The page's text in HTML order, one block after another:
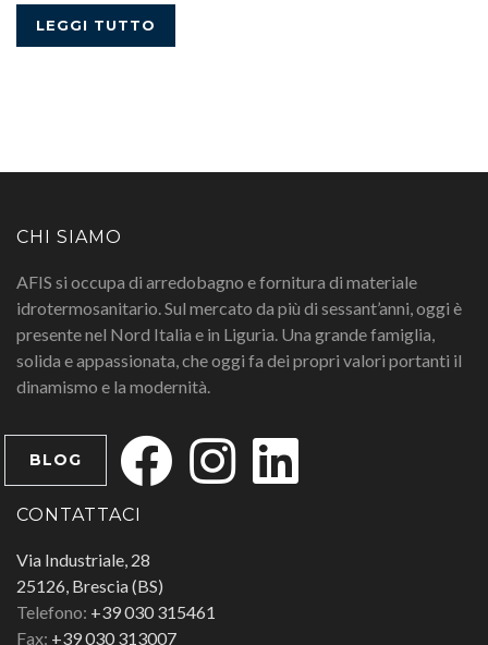
LEGGI TUTTO
CHI SIAMO
AFIS si occupa di arredobagno e fornitura di materiale
idrotermosanitario. Sul mercato da più di sessant’anni, oggi è
presente nel Nord Italia e in Liguria. Una grande famiglia,
solida e appassionata, che oggi fa dei propri valori portanti il
dinamismo e la modernità.
BLOG
CONTATTACI
Via Industriale, 28
25126, Brescia (BS)
Telefono: +39 030 315461
Fax: +39 030 313007